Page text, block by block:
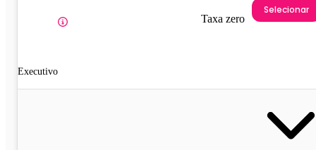
Executivo
Taxa zero
Selecionar